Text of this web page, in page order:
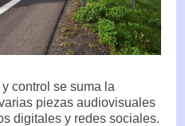
control se suma la
piezas audiovisuales
digitales y redes sociales.